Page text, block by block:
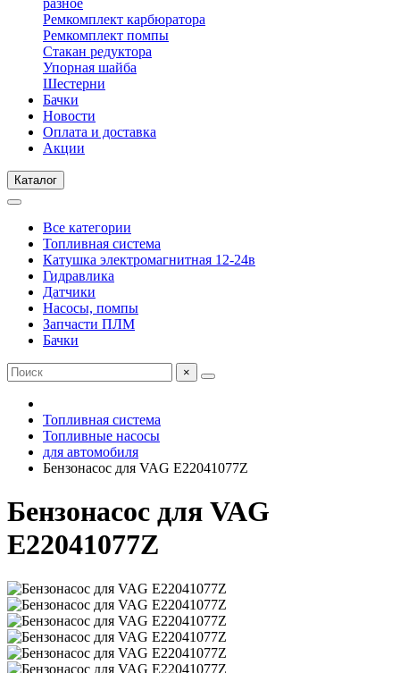
разное
Ремкомплект карбюратора
Ремкомплект помпы
Стакан редуктора
Упорная шайба
Шестерни
Бачки
Новости
Оплата и доставка
Акции
Каталог
Все категории
Топливная система
Катушка электромагнитная 12-24в
Гидравлика
Датчики
Насосы, помпы
Запчасти ПЛМ
Бачки
×
Топливная система
Топливные насосы
для автомобиля
Бензонасос для VAG E22041077Z
Бензонасос для VAG
E22041077Z